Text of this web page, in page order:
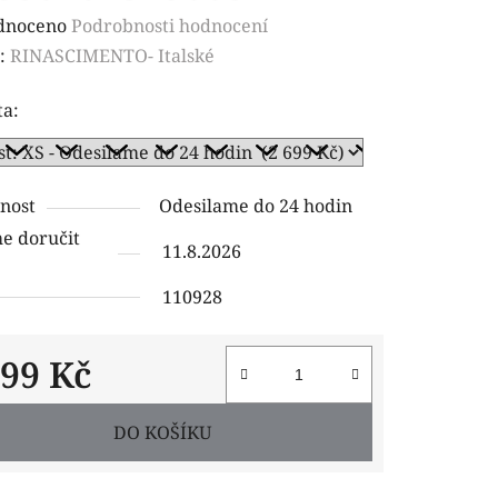
Podrobnosti hodnocení
RINASCIMENTO- Italské
Odesilame do 24 hodin
doručit
11.8.2026
110928
Kč
cena:
DO KOŠÍKU